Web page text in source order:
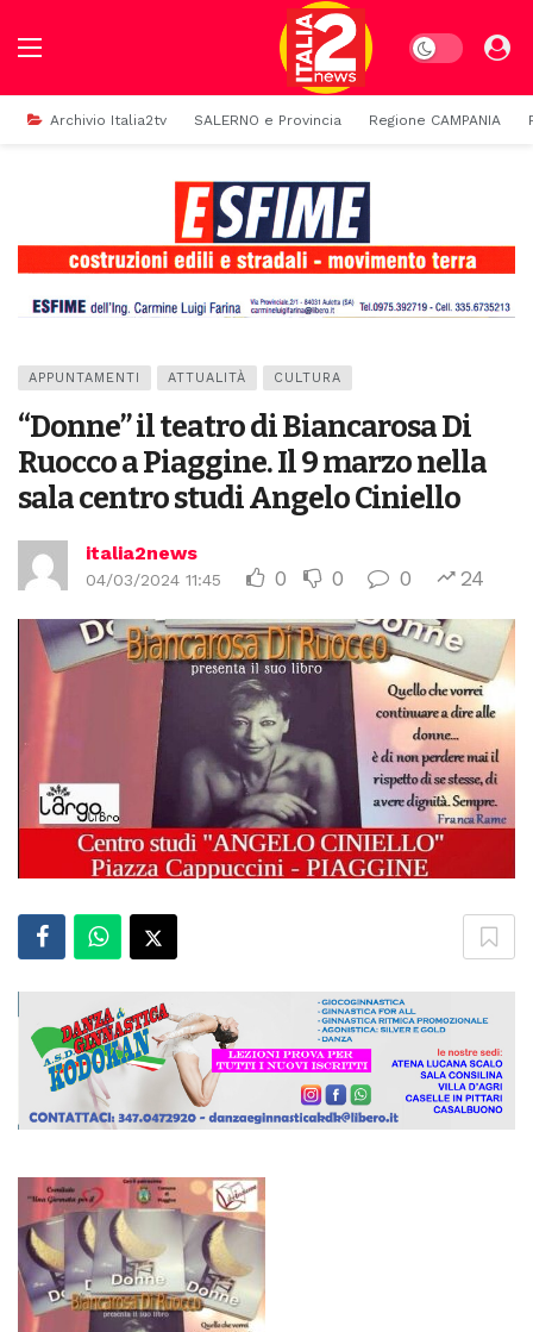
Dark mode
Archivio Italia2tv SALERNO e Provincia Regione CAMPANIA
APPUNTAMENTI ATTUALITÀ CULTURA
“Donne” il teatro di Biancarosa Di
Ruocco a Piaggine. Il 9 marzo nella
sala centro studi Angelo Ciniello
italia2news
04/03/2024 11:45 0 0 0 24